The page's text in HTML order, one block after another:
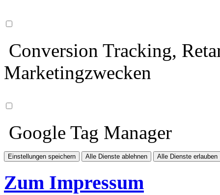
Conversion Tracking,
Marketingzwecken
Google Tag Manager
Einstellungen speichern Alle Dienste ablehnen Alle Dienste erlauben
Zum Impressum